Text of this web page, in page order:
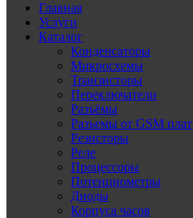
Главная
Услуги
Каталог
Конденсаторы
Микросхемы
Транзисторы
Переключатели
Разъёмы
Разъемы от GSM плат
Резисторы
Реле
Процессоры
Потенциометры
Диоды
Корпуса часов